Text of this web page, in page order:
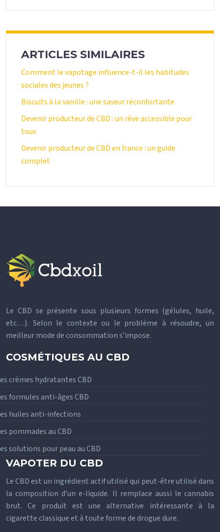
ARTICLES SIMILAIRES
Comment le vapotage influence-t-il les habitudes
sociales des jeunes ?
Biscuits à la vanille : une saveur réconfortante
Devenir producteur de CBD : un rêve accessible pour
tous
Devenir producteur de CBD en france : un guide
complet
Le CBD se présente sous plusieurs formes (gélules, huile,
etc…). Selon le contexte ou le problème à résoudre, un
meilleur mode de consommation s’impose.
COSMÉTIQUES AU CBD
crèmes hydratantes CBD
formules anti-âges CBD
huiles anti-infections
pommades au CBD
solutions pour peau au CBD
VAPOTER DU CBD
Le CBD est un ingrédient actif utilisé qui peut-être utilisé dans
la composition d’un e-liquide. Il remplace aussi le cannabis
brut. Ce produit est une alternative intéressante à la
cigarette classique et à toute forme de drogue dure.